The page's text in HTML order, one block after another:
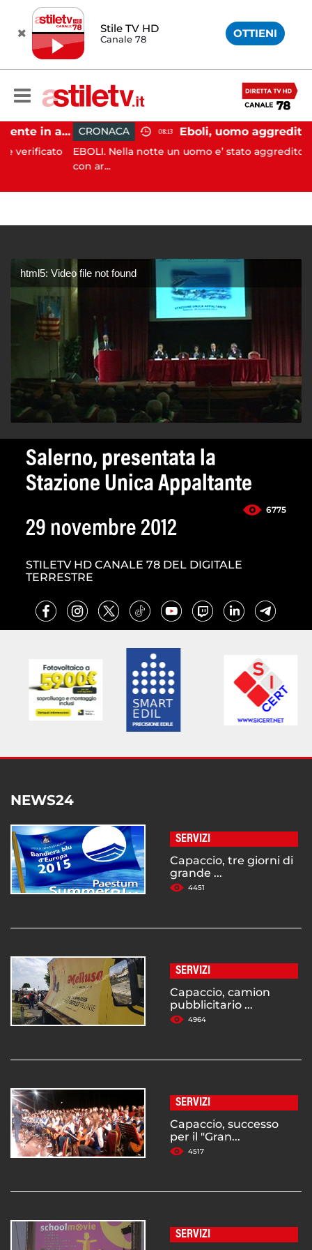
Stile TV HD
Canale 78 OTTIENI
Pontecagnano, incidente in autostrada: 5 giovani feriti CRONACA 08:13
EBOLI. Nella notte un uomo e’ stato aggredito e ferito
con ar...
html5: Video file not found
Salerno, presentata la
Stazione Unica Appaltante
6775
29 novembre 2012
STILETV HD CANALE 78 DEL DIGITALE
TERRESTRE
NEWS24
SERVIZI
Capaccio, tre giorni di
grande ...
4451
SERVIZI
Capaccio, camion
pubblicitario ...
4964
SERVIZI
Capaccio, successo
per il "Gran...
4517
SERVIZI